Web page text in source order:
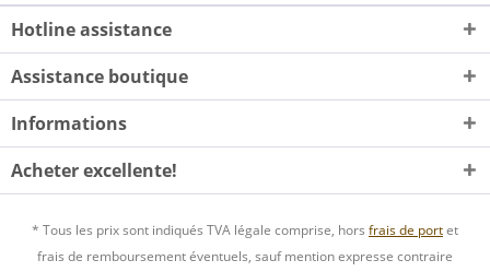
Hotline assistance
Assistance boutique
Informations
Acheter excellente!
* Tous les prix sont indiqués TVA légale comprise, hors frais de portet
frais de remboursement éventuels, sauf mention expresse contraire